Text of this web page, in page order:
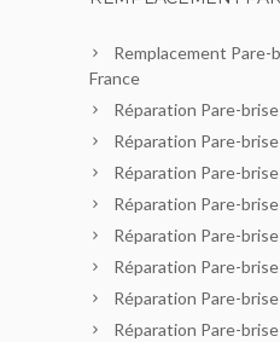
Remplacement Pare-
France
Réparation Pare-
Réparation Pare-
Réparation Pare-
Réparation Pare-
Réparation Pare-
Réparation Pare-
Réparation Pare-brise
Réparation Pare-